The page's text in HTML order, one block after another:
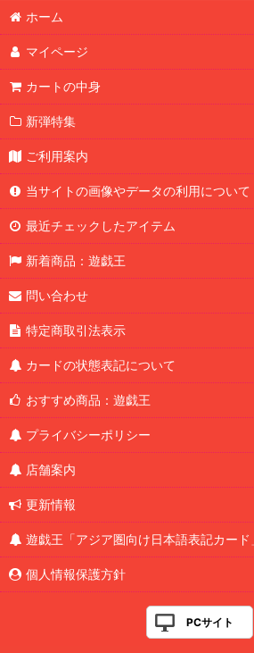
ホーム
マイページ
カートの中身
新弾特集
ご利用案内
当サイトの画像やデータの利用について
最近チェックしたアイテム
新着商品：遊戯王
問い合わせ
特定商取引法表示
カードの状態表記について
おすすめ商品：遊戯王
プライバシーポリシー
店舗案内
更新情報
遊戯王「アジア圏向け日本語表記カード
個人情報保護方針
PCサイト